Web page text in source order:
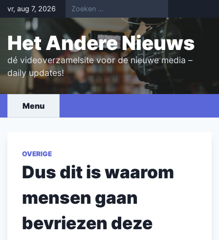
Skip
to
content
vr, aug 7, 2026
Het Andere Nieuws
dé videoverzamelsite voor de nieuwe media –
daily updates!
Menu
OVERIGE
Dus dit is waarom
mensen gaan
bevriezen deze